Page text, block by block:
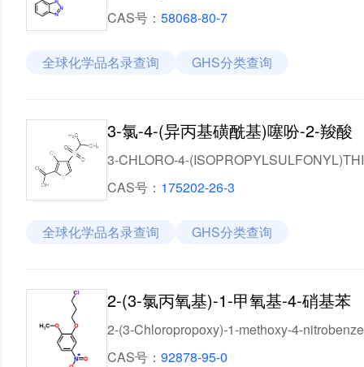
CAS号： 58068-80-7
全球化学品名录查询 GHS分类查询
3-氯-4-(异丙基磺酰基)噻吩-2-羧酸
3-CHLORO-4-
CAS号： 175202-26-3
全球化学品名录查询 GHS分类查询
2-(3-氯丙氧基)-1-甲氧基-4-硝基苯
2-(3-Chloropropoxy)-1-methoxy-4-
CAS号： 92878-95-0